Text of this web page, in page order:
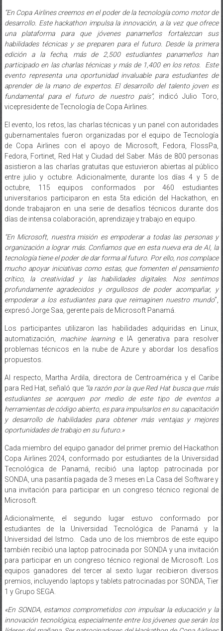
“En Copa Airlines creemos en el poder de la tecnología como motor de
desarrollo. Este hackathon impulsa la innovación, a la vez que ofrece
una plataforma para que jóvenes panameños fortalezcan sus
habilidades técnicas y se preparen para el futuro. Desde la primera
edición a la fecha, más de 2,500 estudiantes panameños han
participado en las charlas técnicas y más de 1,400 en los retos. Este
evento representa una oportunidad invaluable para estudiantes de
aprender de la mano de expertos. El desarrollo del talento joven es
fundamental para el futuro de nuestro país”, indicó Julio Toro,
vicepresidente de Tecnología de Copa Airlines.
El evento, los retos, las charlas técnicas y un panel con autoridades
gubernamentales fueron organizadas por el equipo de Tecnología
de Copa Airlines con el apoyo de Microsoft, Fedora, FlossPa,
Fedora, Fortinet, Red Hat y Ciudad del Saber. Más de 800 personas
asistieron a las charlas gratuitas que estuvieron abiertas al público
entre julio y octubre. Adicionalmente, durante los días 4 y 5 de
octubre, 115 equipos conformados por 460 estudiantes
universitarios participaron en esta 5ta edición del Hackathon, en
donde trabajaron en una serie de desafíos técnicos durante dos
días de intensa colaboración, aprendizaje y trabajo en equipo.
“En Microsoft, nuestra misión es empoderar a todas las personas y
organización a lograr más. Confiamos que en esta nueva era de AI, la
tecnología tiene el poder de dar forma al futuro. Por ello, nos complace
mucho apoyar iniciativas como estas, que fomenten el pensamiento
crítico, la creatividad y las habilidades digitales. Nos sentimos
profundamente agradecidos y orgullosos de poder acompañar, y
empoderar a los estudiantes para que reimaginen nuestro mundo”,
expresó Jorge Saa, gerente país de Microsoft Panamá.
Los participantes utilizaron las habilidades adquiridas en Linux,
automatización, machine learninge IA generativa para resolver
problemas técnicos en la nube de Azure y abordar los desafíos
propuestos.
Al respecto, Martha Ardila, directora de Centroamérica y el Caribe
para Red Hat, señaló que “la razón por la que Red Hat busca que más
estudiantes se acerquen por medio de este tipo de eventos a
herramientas de código abierto, es para impulsarlos en su capacitación
y desarrollo de habilidades para obtener más ventajas y mejores
oportunidades de trabajo en su futuro.»
Cada miembro del equipo ganador del primer premio del Hackathon
Copa Airlines 2024, conformado por estudiantes de la Universidad
Tecnológica de Panamá, recibió una laptop patrocinada por
SONDA, una pasantía pagada de 3 meses en La Casa del Software y
una invitación para participar en un congreso técnico regional de
Microsoft.
Adicionalmente, el segundo lugar estuvo conformado por
estudiantes de la Universidad Tecnológica de Panamá y la
Universidad del Istmo. Cada uno de los miembros de este equipo
también recibió una laptop patrocinada por SONDA y una invitación
para participar en un congreso técnico regional de Microsoft. Los
equipos ganadores del tercer al sexto lugar recibieron diversos
premios, incluyendo laptops y tablets patrocinadas por SONDA, Tier
1 y Grupo SEGA.
«En SONDA, estamos comprometidos con impulsar la educación y la
innovación tecnológica, especialmente entre los jóvenes que serán los